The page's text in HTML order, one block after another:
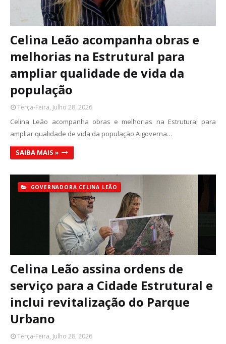
Celina Leão acompanha obras e
melhorias na Estrutural para
ampliar qualidade de vida da
população
Terça-Feira, Julho 28, 2026
Celina Leão acompanha obras e melhorias na Estrutural para
ampliar qualidade de vida da população A governa…
SAIBA MAIS »
GOVERNADORA CELINA LEÃO
Celina Leão assina ordens de
serviço para a Cidade Estrutural e
inclui revitalização do Parque
Urbano
Terça-Feira, Julho 28, 2026